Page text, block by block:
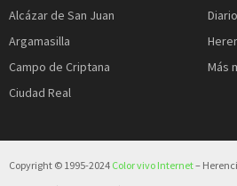
Alcázar de San Juan
Argamasilla
Campo de Criptana
Ciudad Real
Más
Copyright © 1995-2024 Color vivo Internet–